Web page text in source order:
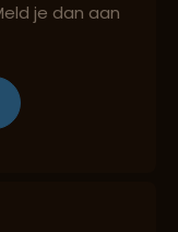
je dan aan